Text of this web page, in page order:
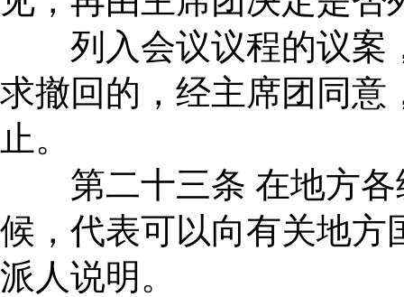
列入会议议程的议案
求撤回的，经主席团同意
止。
第二十三条 在地方各
候，代表可以向有关地方
派人说明。